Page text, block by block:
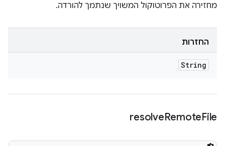
מחזירה את הפרוטוקול המשויך שנתמך להורדה.
החזרות
String
resolveRemoteFile